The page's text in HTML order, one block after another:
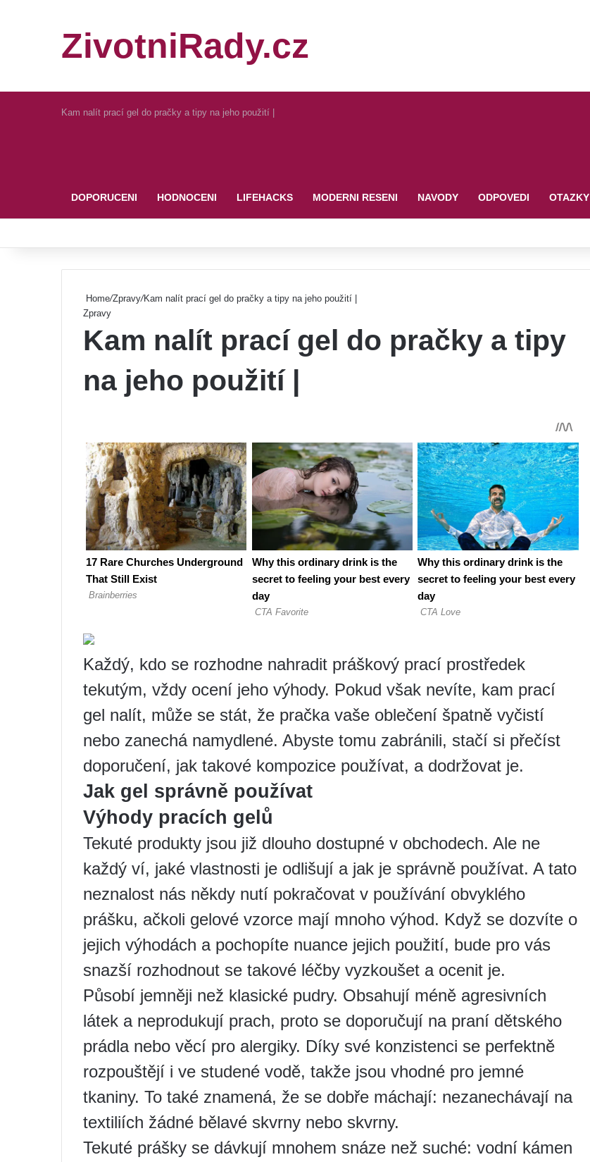
ZivotniRady.cz
Kam nalít prací gel do pračky a tipy na jeho použití |
DOPORUCENI HODNOCENI LIFEHACKS MODERNI RESENI NAVODY ODPOVEDI OTAZKY
Home/Zpravy/Kam nalít prací gel do pračky a tipy na jeho použití |
Zpravy
Kam nalít prací gel do pračky a tipy
na jeho použití |
Každý, kdo se rozhodne nahradit práškový prací prostředek
tekutým, vždy ocení jeho výhody. Pokud však nevíte, kam prací
gel nalít, může se stát, že pračka vaše oblečení špatně vyčistí
nebo zanechá namydlené. Abyste tomu zabránili, stačí si přečíst
doporučení, jak takové kompozice používat, a dodržovat je.
Jak gel správně používat
Výhody pracích gelů
Tekuté produkty jsou již dlouho dostupné v obchodech. Ale ne
každý ví, jaké vlastnosti je odlišují a jak je správně používat. A tato
neznalost nás někdy nutí pokračovat v používání obvyklého
prášku, ačkoli gelové vzorce mají mnoho výhod. Když se dozvíte o
jejich výhodách a pochopíte nuance jejich použití, bude pro vás
snazší rozhodnout se takové léčby vyzkoušet a ocenit je.
Působí jemněji než klasické pudry. Obsahují méně agresivních
látek a neprodukují prach, proto se doporučují na praní dětského
prádla nebo věcí pro alergiky. Díky své konzistenci se perfektně
rozpouštějí i ve studené vodě, takže jsou vhodné pro jemné
tkaniny. To také znamená, že se dobře máchají: nezanechávají na
textiliích žádné bělavé skvrny nebo skvrny.
Tekuté prášky se dávkují mnohem snáze než suché: vodní kámen